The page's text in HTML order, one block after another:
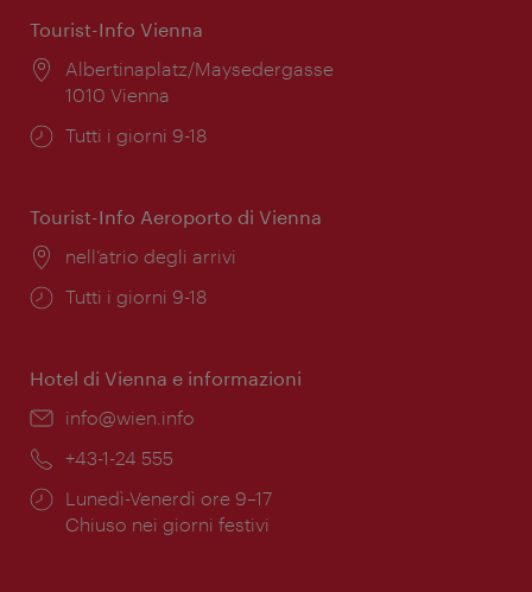
Tourist-Info Vienna
Posizione:
Albertinaplatz/Maysedergasse
1010 Vienna
Orari
Tutti i giorni 9-18
Tourist-Info Aeroporto di Vienna
Posizione:
nell’atrio degli arrivi
Orari
Tutti i giorni 9-18
Hotel di Vienna e informazioni
Email:
info@wien.info
Telefono:
+43-1-24 555
Orari
di
Lunedì-Venerdì ore 9–17
Chiuso nei giorni festivi